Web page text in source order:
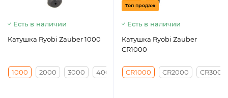
Есть в наличии
Катушка Ryobi Zauber 1000
1000 2000 3000 4000
Топ продаж
Есть в наличии
Катушка Ryobi Zauber
CR1000
CR1000 CR2000 CR3000